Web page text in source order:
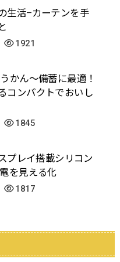
生活−カーテンを手
1921
かん～備蓄に最適！
コンパクトでおいし
1845
プレイ搭載シリコン
を見える化
1817